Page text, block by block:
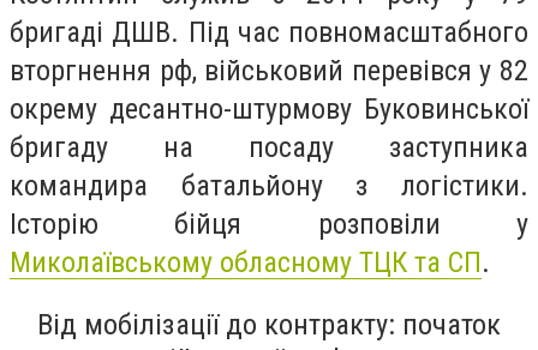
бригаді ДШВ. Під час повномасштабного
вторгнення рф, військовий перевівся у 82
окрему десантно-штурмову Буковинської
бригаду на посаду заступника
командира батальйону з логістики.
Історію бійця розповіли у
Миколаївському обласному ТЦК та СП.
Від мобілізації до контракту: початок